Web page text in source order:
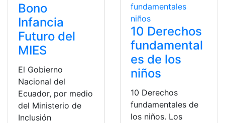
Bono
Infancia
Futuro del
MIES
El Gobierno
Nacional del
Ecuador, por medio
del Ministerio de
Inclusión
10 Derechos
fundamental
es de los
niños
10 Derechos
fundamentales de
los niños. Los